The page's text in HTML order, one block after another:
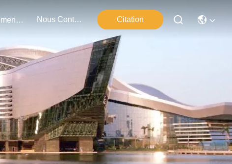
Événements Nous Contacter Citation